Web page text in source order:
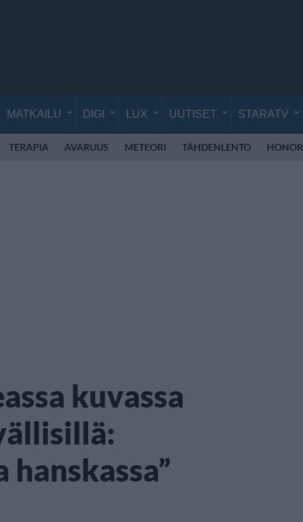
MATKAILU DIGI LUX UUTISET STARATV
TERAPIA AVARUUS METEORI TÄHDENLENTO HONOR
kuvassa